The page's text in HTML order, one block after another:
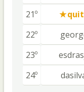
21º
22º
23º
24º